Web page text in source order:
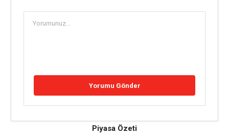
Piyasa Özeti